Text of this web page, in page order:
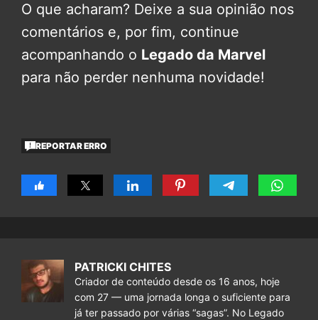
O que acharam? Deixe a sua opinião nos
comentários e, por fim, continue
acompanhando o Legado da Marvel
para não perder nenhuma novidade!
REPORTAR ERRO
PATRICKI CHITES
Criador de conteúdo desde os 16 anos, hoje
com 27 — uma jornada longa o suficiente para
já ter passado por várias “sagas”. No Legado